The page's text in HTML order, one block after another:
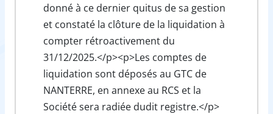
donné à ce dernier quitus de sa gestion
et constaté la clôture de la liquidation à
compter rétroactivement du
31/12/2025.</p><p>Les comptes de
liquidation sont déposés au GTC de
NANTERRE, en annexe au RCS et la
Société sera radiée dudit registre.</p>